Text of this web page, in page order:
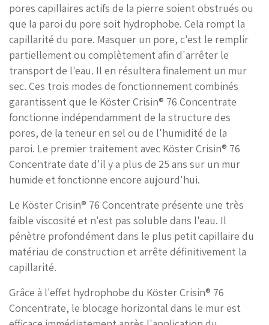
pores capillaires actifs de la pierre soient obstrués ou
que la paroi du pore soit hydrophobe. Cela rompt la
capillarité du pore. Masquer un pore, c'est le remplir
partiellement ou complètement afin d'arrêter le
transport de l'eau. Il en résultera finalement un mur
sec. Ces trois modes de fonctionnement combinés
garantissent que le Köster Crisin® 76 Concentrate
fonctionne indépendamment de la structure des
pores, de la teneur en sel ou de l'humidité de la
paroi. Le premier traitement avec Köster Crisin® 76
Concentrate date d'il y a plus de 25 ans sur un mur
humide et fonctionne encore aujourd'hui.
Le Köster Crisin® 76 Concentrate présente une très
faible viscosité et n'est pas soluble dans l'eau. Il
pénètre profondément dans le plus petit capillaire du
matériau de construction et arrête définitivement la
capillarité.
Grâce à l'effet hydrophobe du Köster Crisin® 76
Concentrate, le blocage horizontal dans le mur est